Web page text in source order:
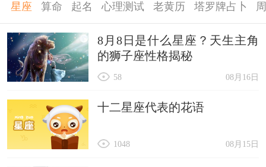
星座 算命 起名 心理测试 老黄历 塔罗牌占卜
8月8日是什么星座？天生主角
的狮子座性格揭秘
08月16日
58
十二星座代表的花语
08月15日
1048